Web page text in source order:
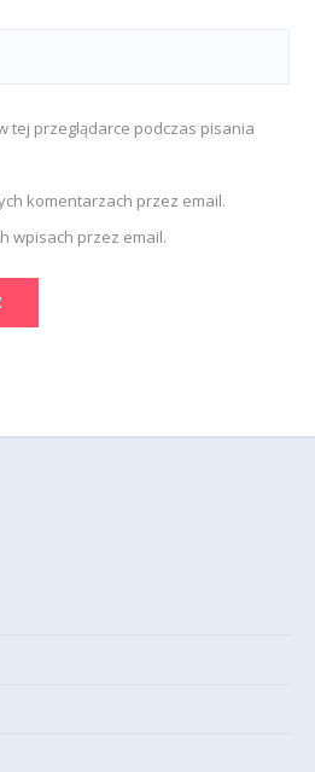
tej przeglądarce podczas pisania
komentarzach przez email.
wpisach przez email.